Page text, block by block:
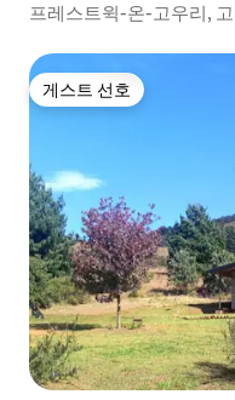
프레스트윅-온-고우리,
게스트 선호
게스트 선호